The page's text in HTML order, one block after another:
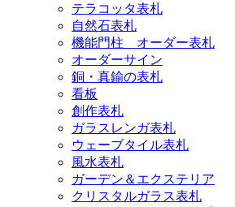
テラコッタ表札
自然石表札
機能門柱 オーダー表札
オーダーサイン
銅・真鍮の表札
看板
創作表札
ガラスレンガ表札
ウェーブタイル表札
風水表札
ガーデン＆エクステリア
クリスタルガラス表札